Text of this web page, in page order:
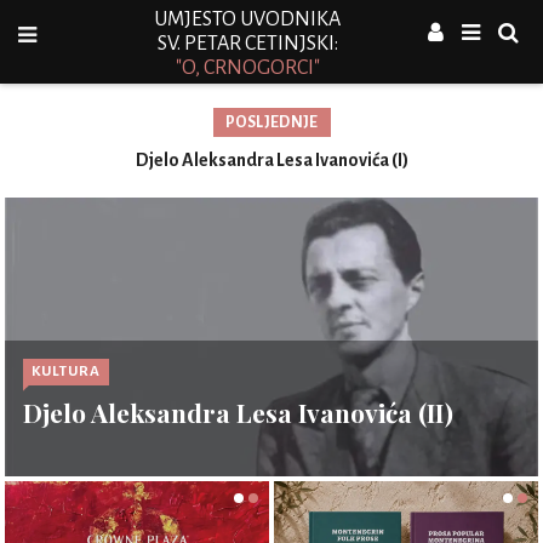
UMJESTO UVODNIKA
SV. PETAR CETINJSKI:
"O, CRNOGORCI"
POSLJEDNJE
Djelo Aleksandra Lesa Ivanovića (I)
KULTURA
Djelo Aleksandra Lesa Ivanovića (II)